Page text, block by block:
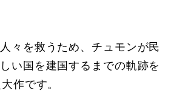
々を救うため、チュモンが民
い国を建国するまでの軌跡を
作です。